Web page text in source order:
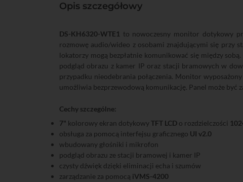
Opis szczegółowy
DS-KH6320-WTE1 to nowoczesny monitor dotykowy
rozmowę audio/wideo z osobami znajdującymi się przy
lokatorzy mogą bezpłatnie komunikować się między
podgląd obrazu z kamer IP oraz stacji bramowych w
przypadku nieodebrania połączenia. Monitor
umożliwia bezprzewodową komunikację. Panel może być
Cechy szczególne:
7" kolorowy ekran dotykowyTFT LCD o rozdzielczości
obsługa za pomocą interfejsu graficznego UI v2.0
wbudowany głośniki i mikrofon
podgląd obrazu ze stacji bramowej i kamer IP
czysty dźwięk dzięki eliminacji echa i szumów
zarządzanie za pomocą iVMS-4200